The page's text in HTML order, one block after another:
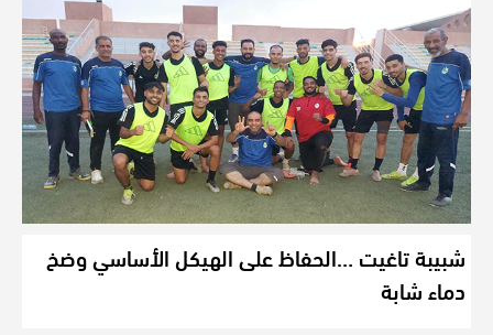
شبيبة تاغيت …الحفاظ على الهيكل الأساسي وضخ
دماء شابة